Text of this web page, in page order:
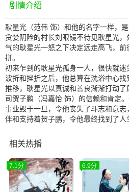
剧情介绍
耿星光（范伟 饰）和他的名字一样，
贪婪阴险的村长刘眼镜不待见耿星光
气的耿星光一怒之下决定远走高飞，
拼。
初来乍到的耿星光孤身一人，很快就
波折和挫折之后，他总算在洗浴中心
推移，耿星光以真诚和善良渐渐打动
司贺子鹏（冯嘉怡 饰）的信赖和肯定
事业毁于一旦，令他丧失了斗志和意
伴和支持着贺子鹏，令他最终找到了人
相关热播
7.1分 6.9分